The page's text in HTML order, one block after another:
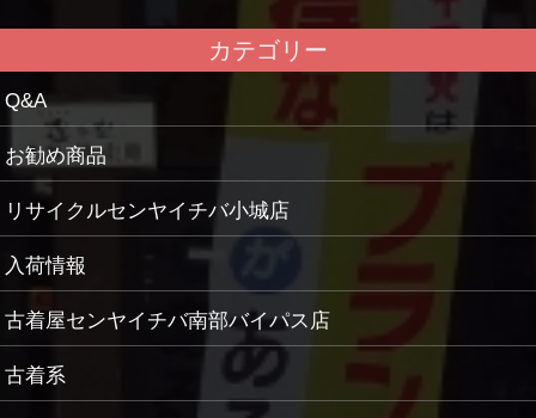
カテゴリー
Q&A
お勧め商品
リサイクルセンヤイチバ小城店
入荷情報
古着屋センヤイチバ南部バイパス店
古着系